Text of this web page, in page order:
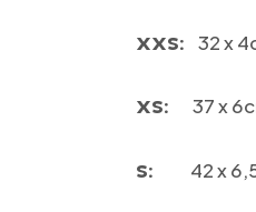
XXS: 32 x
XS: 37 x
S: 42 x